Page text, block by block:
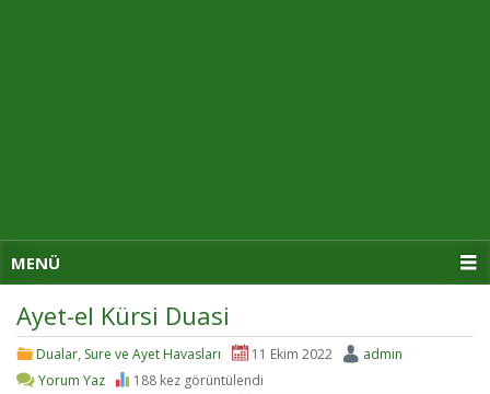
MENÜ
Ayet-el Kürsi Duasi
Dualar, Sure ve Ayet Havasları 11 Ekim 2022
admin
Yorum Yaz
188 kez görüntülendi